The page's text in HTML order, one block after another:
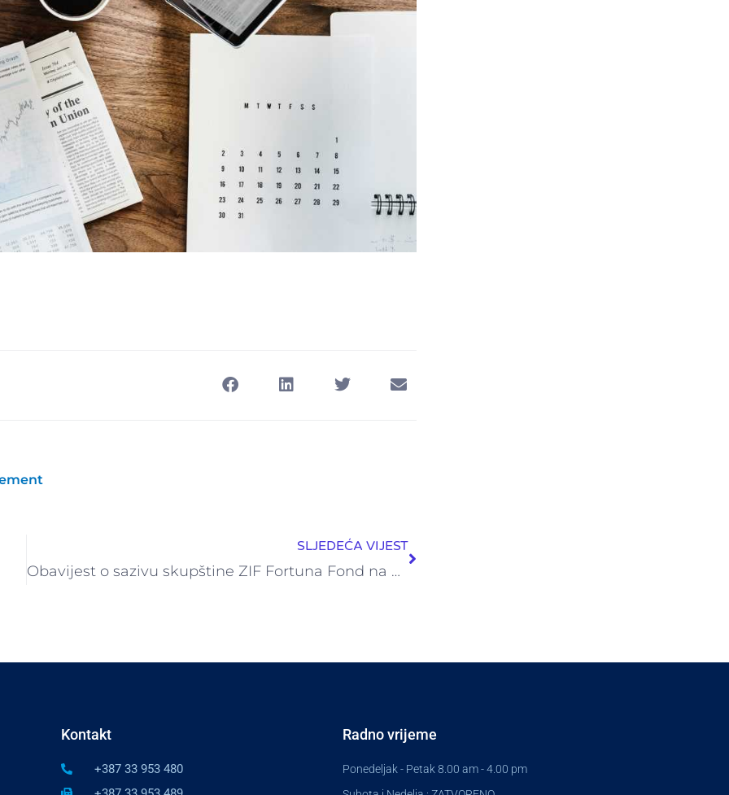
SLJEDEĆA VIJEST
Obavijest o sazivu skupštine ZIF Fortuna Fond na dan 16.05.2025. godine
Kontakt
+387 33 953 480
Radno vrijeme
Ponedeljak - Petak 8.00 am - 4.00 pm